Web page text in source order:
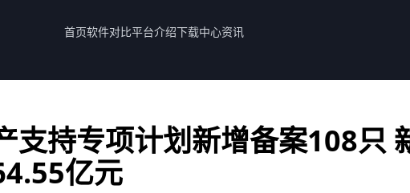
首页软件对比平台介绍下载中心资讯
支持专项计划新增备案108只
亿元